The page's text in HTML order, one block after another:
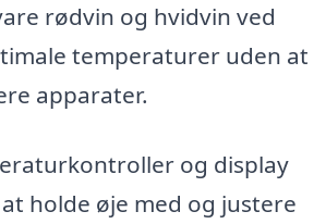
rødvin og hvidvin ved
temperaturer uden at
apparater.
og display
holde øje med og justere